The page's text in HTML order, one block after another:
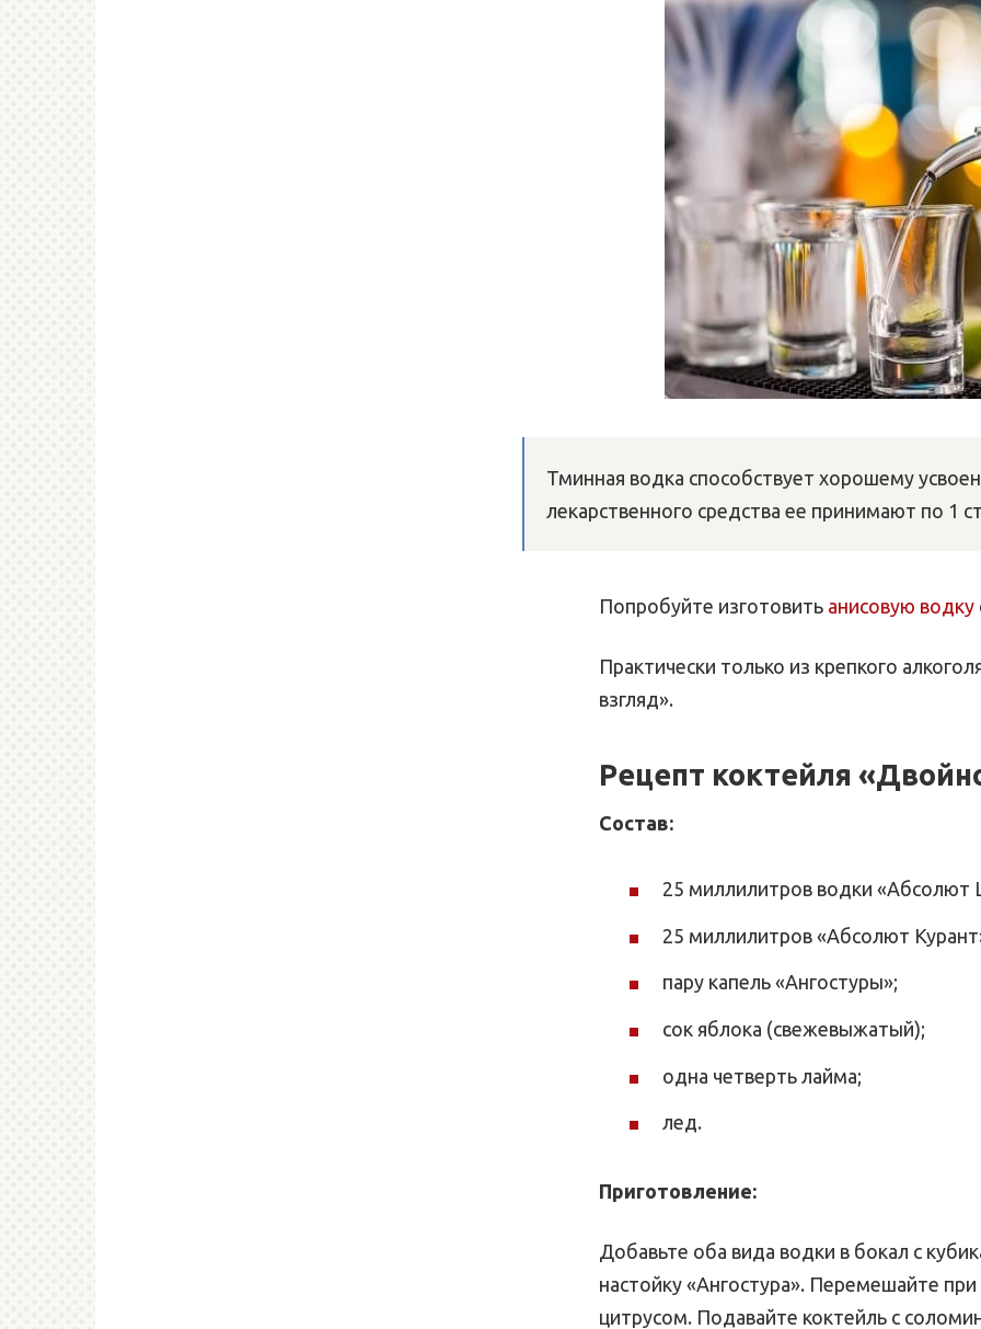
Тминная водка способствует хорошему
лекарственного средства ее принимают по 1
Попробуйте изготовить анисовую водку
Практически только из крепкого
взгляд».
Рецепт коктейля
Состав:
25 миллилитров водки «Абсолют
25 миллилитров «Абсолют
пару капель «Ангостуры»;
сок яблока (свежевыжатый);
одна четверть лайма;
лед.
Приготовление:
Добавьте оба вида водки в бокал с
настойку «Ангостура». Перемешайте
цитрусом. Подавайте коктейль с